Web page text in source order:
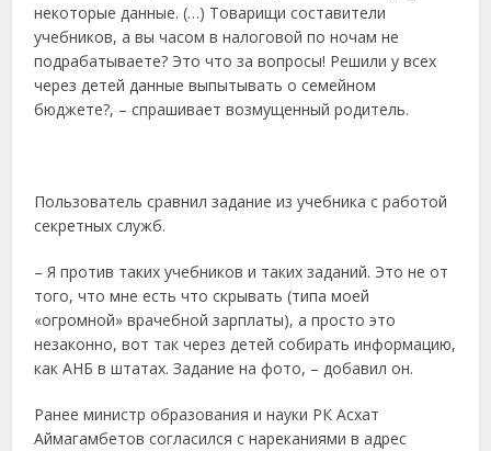
некоторые данные. (…) Товарищи составители
учебников, а вы часом в налоговой по ночам не
подрабатываете? Это что за вопросы! Решили у всех
через детей данные выпытывать о семейном
бюджете?, – спрашивает возмущенный родитель.
Пользователь сравнил задание из учебника с работой
секретных служб.
– Я против таких учебников и таких заданий. Это не от
того, что мне есть что скрывать (типа моей
«огромной» врачебной зарплаты), а просто это
незаконно, вот так через детей собирать информацию,
как АНБ в штатах. Задание на фото, – добавил он.
Ранее министр образования и науки РК Асхат
Аймагамбетов согласился с нареканиями в адрес